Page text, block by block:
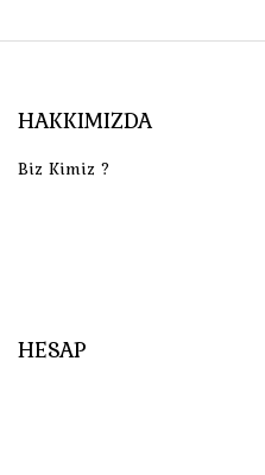
HAKKIMIZDA
Biz Kimiz ?
HESAP